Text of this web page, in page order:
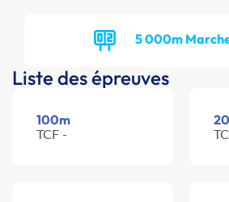
5 000m
Liste des épreuves
100m
TCF -